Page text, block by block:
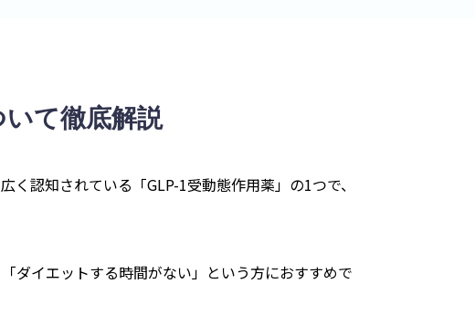
て徹底解説
認知されている「GLP-1受動態作用薬」の1つで、
ダイエットする時間がない」という方におすすめで